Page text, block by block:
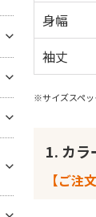
身幅
袖丈
※サイズスペッ
1. カラ
【ご注